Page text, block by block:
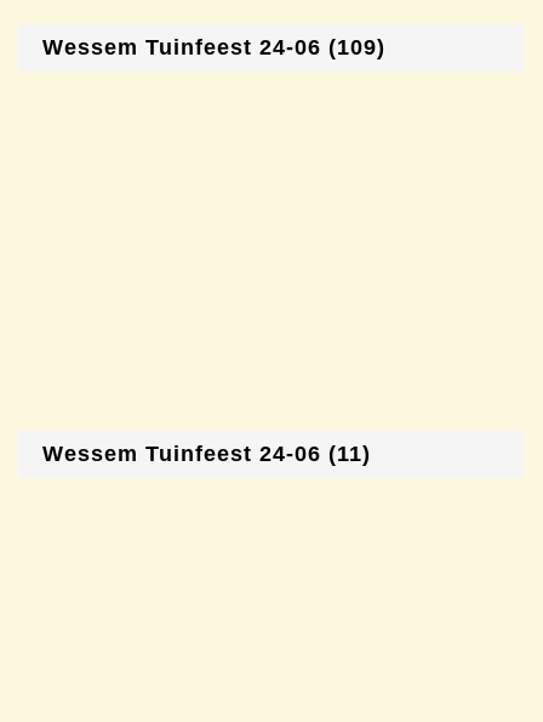
Wessem Tuinfeest 24-06 (109)
Wessem Tuinfeest 24-06 (11)